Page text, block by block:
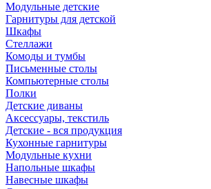
Модульные детские
Гарнитуры для детской
Шкафы
Стеллажи
Комоды и тумбы
Письменные столы
Компьютерные столы
Полки
Детские диваны
Аксессуары, текстиль
Детские - вся продукция
Кухонные гарнитуры
Модульные кухни
Напольные шкафы
Навесные шкафы